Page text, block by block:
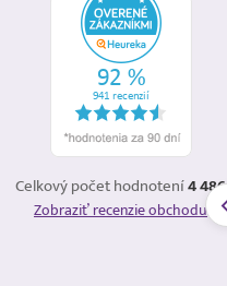
Celkový počet hodnotení4 486
Zobraziť recenzie obchodu
5.8.2026
Spokojna